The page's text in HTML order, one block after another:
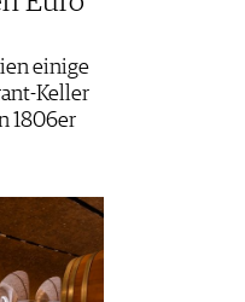
einige
Keller
1806er